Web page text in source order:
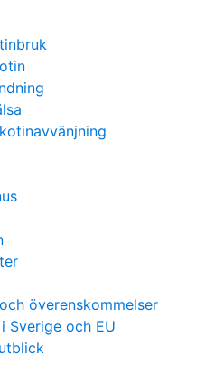
överenskommelser
Sverige och EU